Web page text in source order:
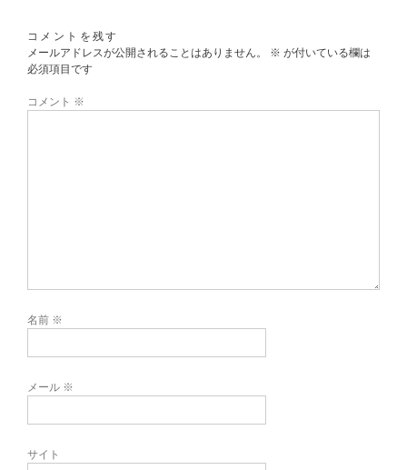
コメントを残す
メールアドレスが公開されることはありません。
※ が付いている欄は
必須項目です
コメント ※
名前 ※
メール ※
サイト